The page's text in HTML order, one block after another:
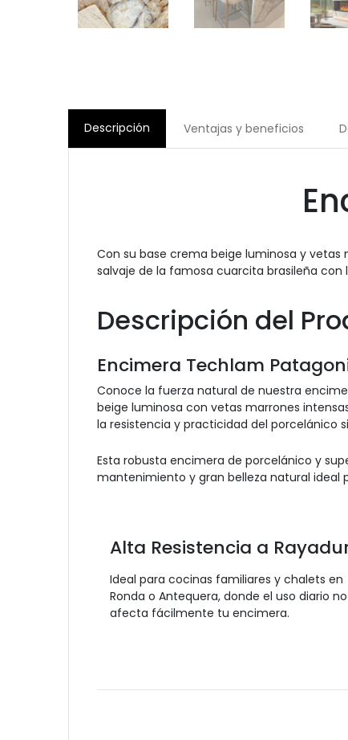
Descripción Ventajas y beneficios
Con su base crema beige luminosa y
salvaje de la famosa cuarcita brasileña con
Descripción del
Encimera Techlam
Conoce la fuerza natural de nuestra
beige luminosa con vetas marrones
la resistencia y practicidad del porcelánico
Esta robusta encimera de porcelánico y
mantenimiento y gran belleza natural ideal
Alta Resistencia a
Ideal para cocinas familiares y chalets en
Ronda o Antequera, donde el uso diario no
afecta fácilmente tu encimera.